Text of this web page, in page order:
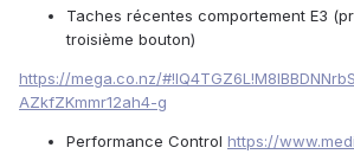
Taches récentes comportement E3
troisième bouton)
https://mega.co.nz/
AZkfZKmmr12ah4-g
Performance Control https://